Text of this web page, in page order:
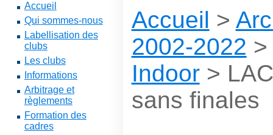
Accueil
Qui sommes-nous
Labellisation des
clubs
Les clubs
Informations
Arbitrage et
règlements
Formation des
cadres
Accueil >
2002-2022
Indoor>
sans finales